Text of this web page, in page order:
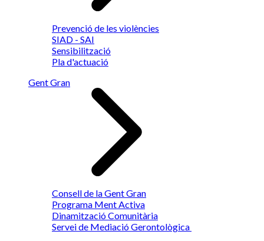
Prevenció de les violències
SIAD - SAI
Sensibilització
Pla d'actuació
Gent Gran
Consell de la Gent Gran
Programa Ment Activa
Dinamització Comunitària
Servei de Mediació Gerontològica